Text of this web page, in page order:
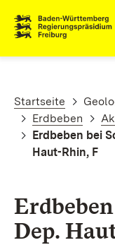
Startseite
Erdbeben
Erdbeben bei
Haut-Rhin, F
Dep.